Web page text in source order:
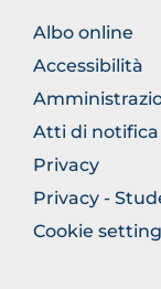
Albo online
Accessibilità
Atti di notifica
Privacy
Privacy -
Cookie